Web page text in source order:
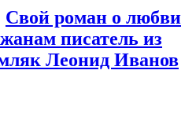
Свой роман о любви
писатель из
Леонид Иванов